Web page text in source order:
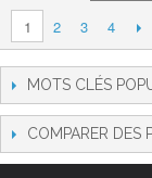
1 2 3 4
MOTS CLÉS
COMPARER DES